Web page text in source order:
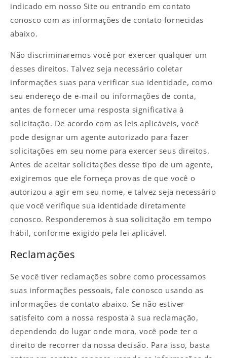
indicado em nosso Site ou entrando em contato
conosco com as informações de contato fornecidas
abaixo.
Não discriminaremos você por exercer qualquer um
desses direitos. Talvez seja necessário coletar
informações suas para verificar sua identidade, como
seu endereço de e-mail ou informações de conta,
antes de fornecer uma resposta significativa à
solicitação. De acordo com as leis aplicáveis, você
pode designar um agente autorizado para fazer
solicitações em seu nome para exercer seus direitos.
Antes de aceitar solicitações desse tipo de um agente,
exigiremos que ele forneça provas de que você o
autorizou a agir em seu nome, e talvez seja necessário
que você verifique sua identidade diretamente
conosco. Responderemos à sua solicitação em tempo
hábil, conforme exigido pela lei aplicável.
Reclamações
Se você tiver reclamações sobre como processamos
suas informações pessoais, fale conosco usando as
informações de contato abaixo. Se não estiver
satisfeito com a nossa resposta à sua reclamação,
dependendo do lugar onde mora, você pode ter o
direito de recorrer da nossa decisão. Para isso, basta